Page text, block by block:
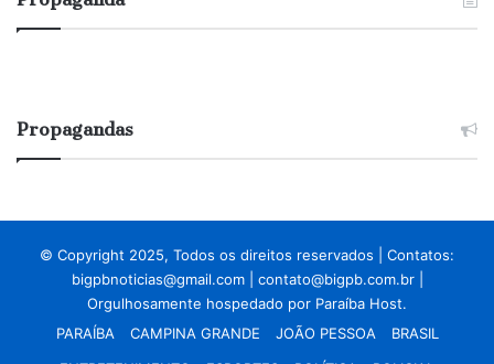
Propagandas
© Copyright 2025, Todos os direitos reservados | Contatos:
bigpbnoticias@gmail.com
contato@bigpb.com.br
Orgulhosamente hospedado por Paraíba Host.
PARAÍBA
CAMPINA GRANDE JOÃO PESSOA
BRASIL